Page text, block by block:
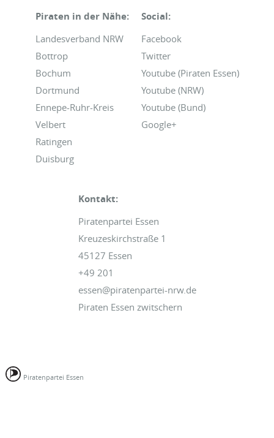
Piraten in der Nähe:
Landesverband NRW
Bottrop
Bochum
Dortmund
Ennepe-Ruhr-Kreis
Velbert
Ratingen
Duisburg
Social:
Facebook
Twitter
Youtube (Piraten Essen)
Youtube (NRW)
Youtube (Bund)
Google+
Kontakt:
Piratenpartei Essen
Kreuzeskirchstraße 1
45127 Essen
+49 201
essen@piratenpartei-nrw.de
Piraten Essen zwitschern
Piratenpartei Essen